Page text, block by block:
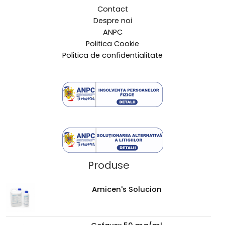
Contact
Despre noi
ANPC
Politica Cookie
Politica de confidentialitate
Produse
Amicen's Solucion